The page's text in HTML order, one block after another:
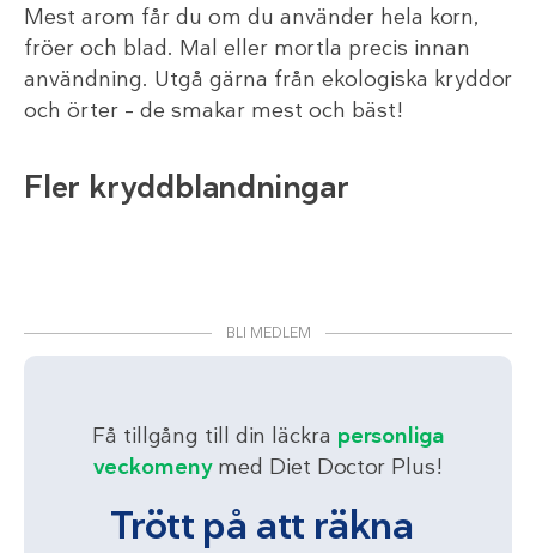
Mest arom får du om du använder hela korn,
fröer och blad. Mal eller mortla precis innan
användning. Utgå gärna från ekologiska kryddor
och örter – de smakar mest och bäst!
Fler kryddblandningar
BLI MEDLEM
Få tillgång till din läckra personliga
veckomenymed Diet Doctor Plus!
Trött på att räkna